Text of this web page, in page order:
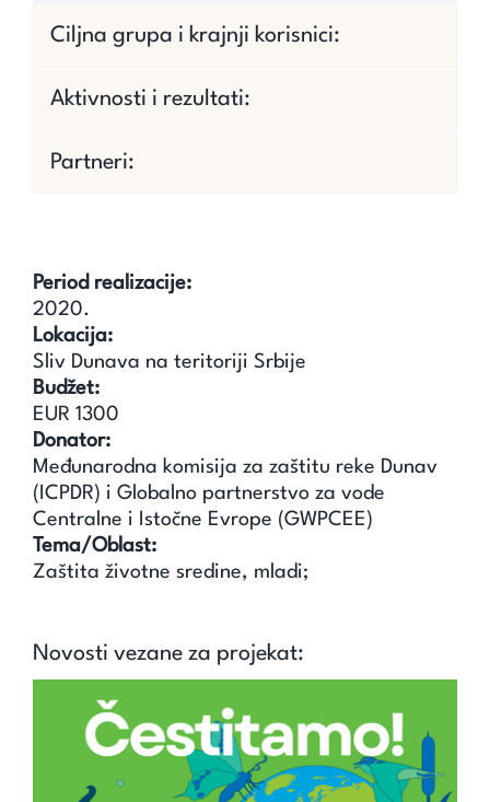
Ciljna grupa i krajnji korisnici:
Aktivnosti i rezultati:
Partneri:
Period realizacije:
2020.
Lokacija:
Sliv Dunava na teritoriji Srbije
Budžet:
EUR 1300
Donator:
Međunarodna komisija za zaštitu reke Dunav
(ICPDR) i Globalno partnerstvo za vode
Centralne i Istočne Evrope (GWPCEE)
Tema/Oblast:
Zaštita životne sredine, mladi;
Novosti vezane za projekat: